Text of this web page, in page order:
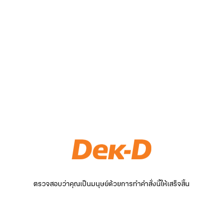
ตรวจสอบว่าคุณเป็นมนุษย์ด้วยการทำคำสั่งนี้ให้เสร็จสิ้น